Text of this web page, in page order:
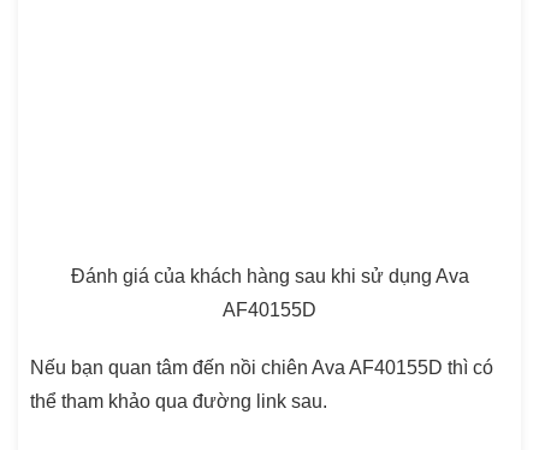
Đánh giá của khách hàng sau khi sử dụng Ava
AF40155D
Nếu bạn quan tâm đến nồi chiên Ava AF40155D thì có
thể tham khảo qua đường link sau.